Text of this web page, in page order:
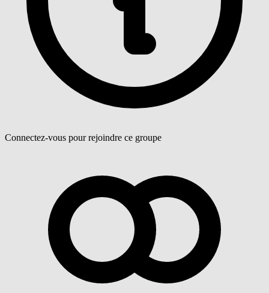
Connectez-vous pour rejoindre ce groupe